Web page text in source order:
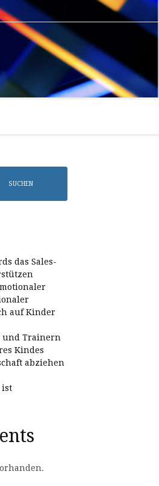
Policy
Page
SUCHEN
das Sales-
auf Kinder
und Trainern
Kindes
abziehen
ist